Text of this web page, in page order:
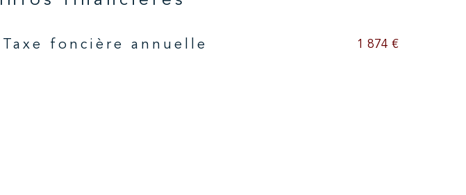
Caractéristiques Valeurs
Taxe foncière annuelle 1 874 €